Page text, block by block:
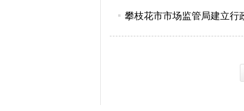
攀枝花市市场监管局建立行